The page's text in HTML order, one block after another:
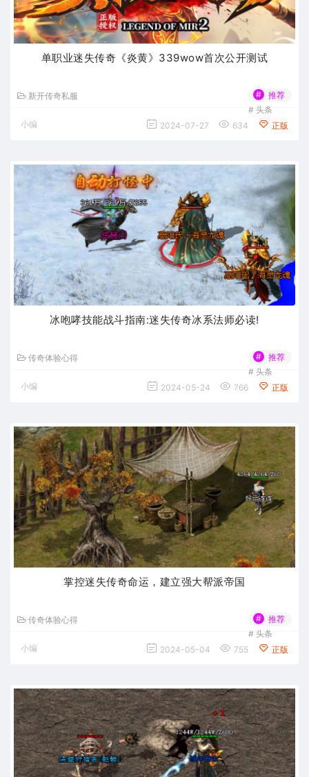
单职业迷失传奇《炎黄》339wow首次公开测试
新开传奇私服 #
推荐
# 头条
小编
2024-07-27 634 正版
冰咆哮技能战斗指南:迷失传奇冰系法师必读!
传奇体验心得 #
推荐
# 头条
小编
2024-05-24 766 正版
掌控迷失传奇命运，建立强大帮派帝国
传奇体验心得 #
推荐
# 头条
小编
2024-05-04 755 正版